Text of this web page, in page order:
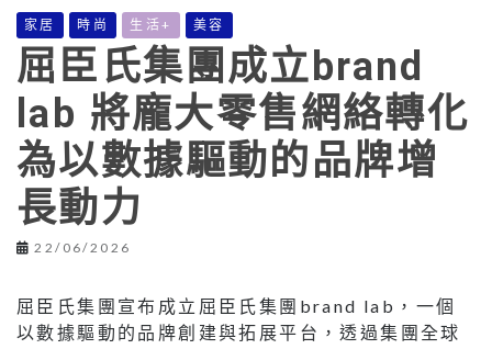
家居 時尚 生活+ 美容
屈臣氏集團成立brand
lab 將龐大零售網絡轉化
為以數據驅動的品牌增
長動力
22/06/2026
屈臣氏集團宣布成立屈臣氏集團brand lab，一個
以數據驅動的品牌創建與拓展平台，透過集團全球